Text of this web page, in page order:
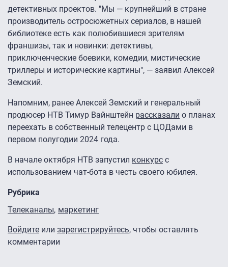
детективных проектов. "Мы — крупнейший в стране
производитель остросюжетных сериалов, в нашей
библиотеке есть как полюбившиеся зрителям
франшизы, так и новинки: детективы,
приключенческие боевики, комедии, мистические
триллеры и исторические картины", — заявил Алексей
Земский.
Напомним, ранее Алексей Земский и генеральный
продюсер НТВ Тимур Вайнштейн рассказали о планах
переехать в собственный телецентр с ЦОДами в
первом полугодии 2024 года.
В начале октября НТВ запустил конкурс с
использованием чат-бота в честь своего юбилея.
Рубрика
Телеканалы маркетинг
Войдите или зарегистрируйтесь, чтобы оставлять
комментарии